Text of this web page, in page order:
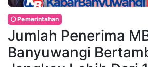
Pemerintahan
Jumlah Penerima
Banyuwangi